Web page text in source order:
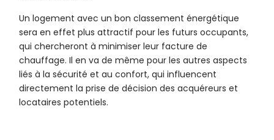
Un logement avec un bon classement énergétique
sera en effet plus attractif pour les futurs occupants,
qui chercheront à minimiser leur facture de
chauffage. Il en va de même pour les autres aspects
liés à la sécurité et au confort, qui influencent
directement la prise de décision des acquéreurs et
locataires potentiels.